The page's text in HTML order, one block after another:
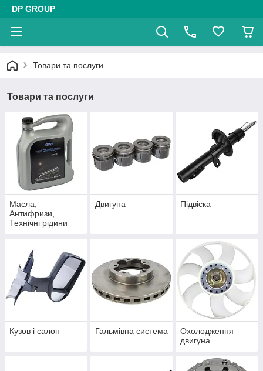
DP GROUP
Товари та послуги
Товари та послуги
Масла,
Антифризи,
Технічні рідини
Двигуна Підвіска
Кузов і салон Гальмівна система
Охолодження
двигуна